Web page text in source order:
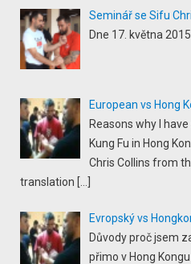
Seminář se Sifu
Dne 17. května
European vs Hong
Reasons why I
Kung Fu in Hong
Chris Collins from
translation
Evropský vs
Důvody proč jsem
přimo v Hong